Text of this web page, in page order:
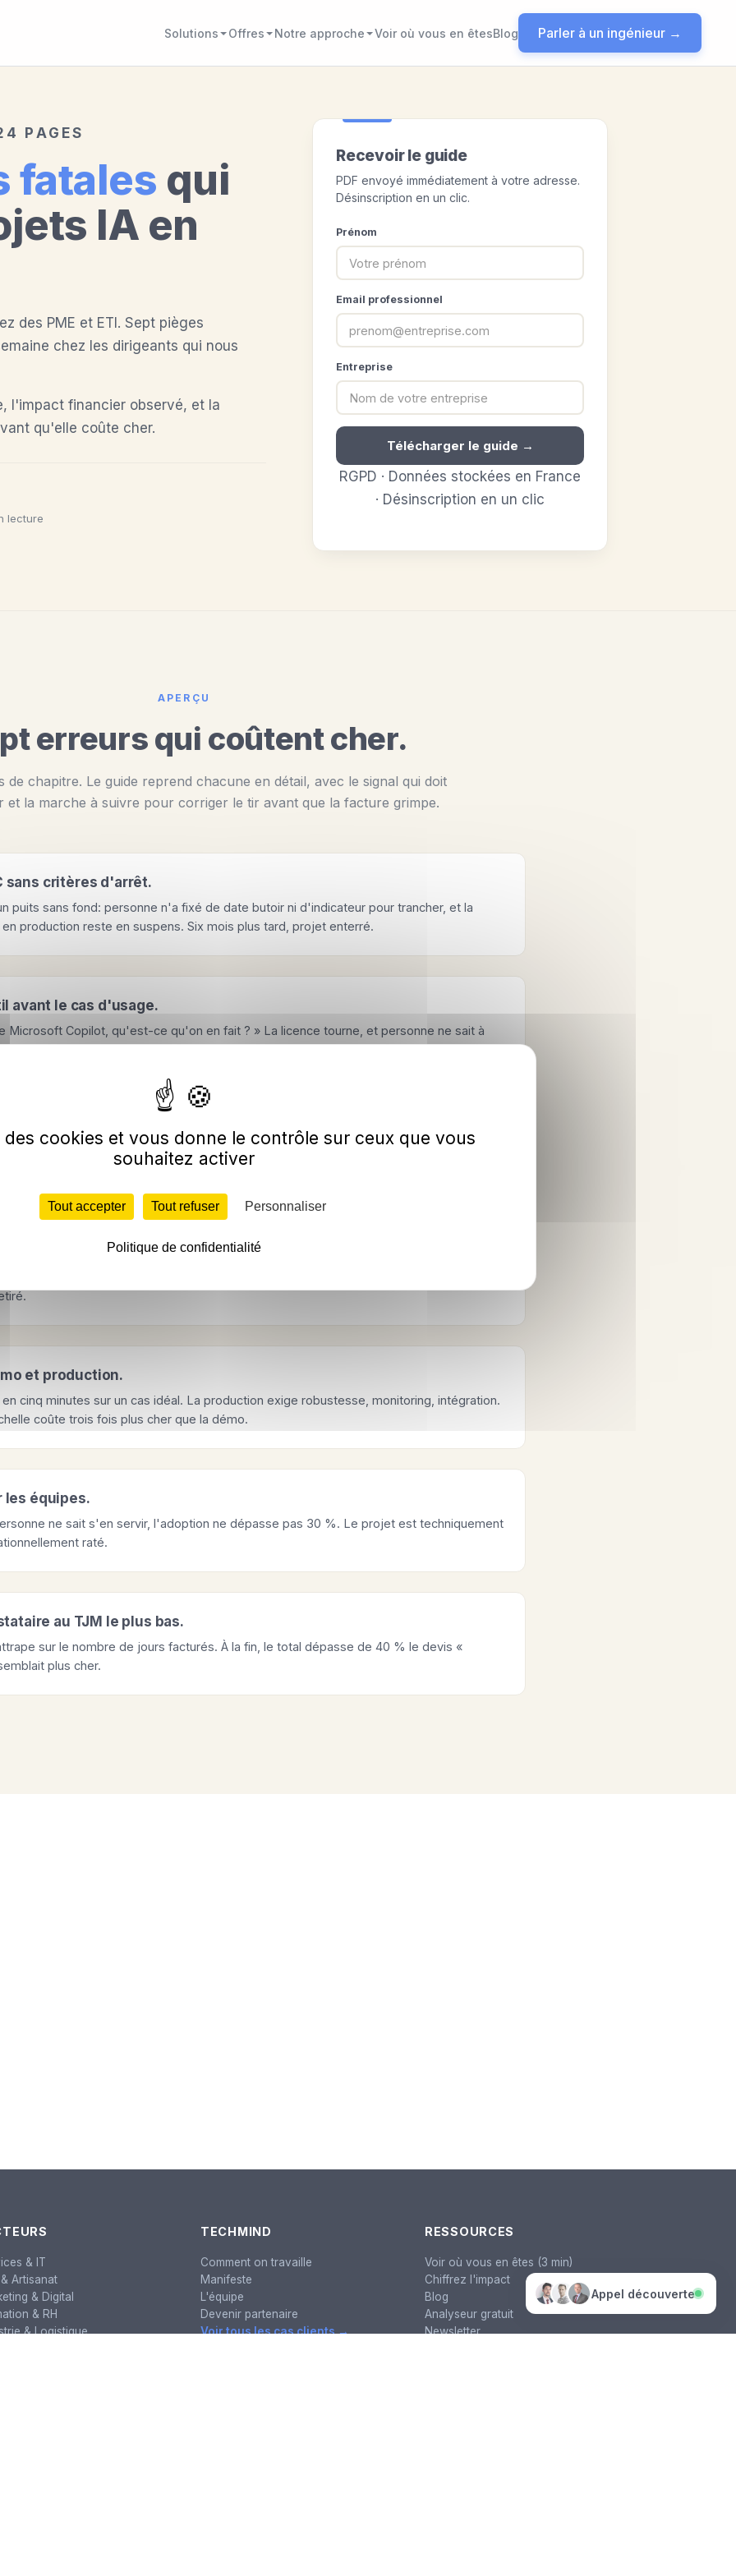
Solutions Offres Notre approche Voir où vous en êtesBlog Parler à un ingénieur →
PAGES
fatales qui
IA en
des PME et ETI. Sept pièges
chez les dirigeants qui nous
l'impact financier observé, et la
qu'elle coûte cher.
lecture
Recevoir le guide
PDF envoyé immédiatement à votre adresse.
Désinscription en un clic.
Prénom
Email professionnel
Entreprise
Télécharger le guide →
RGPD · Données stockées en France
· Désinscription en un clic
APERÇU
erreurs qui coûtent cher.
de chapitre. Le guide reprend chacune en détail, avec le signal qui doit
et la marche à suivre pour corriger le tir avant que la facture grimpe.
sans critères d'arrêt.
puits sans fond: personne n'a fixé de date butoir ni d'indicateur pour trancher, et la
production reste en suspens. Six mois plus tard, projet enterré.
avant le cas d'usage.
Microsoft Copilot, qu'est-ce qu'on en fait ? » La licence tourne, et personne ne sait à
qualité des données.
du bruit. Les données ne sont ni gouvernées ni nettoyées, et chaque système raconte
et production.
cinq minutes sur un cas idéal. La production exige robustesse, monitoring, intégration.
coûte trois fois plus cher que la démo.
les équipes.
ne sait s'en servir, l'adoption ne dépasse pas 30 %. Le projet est techniquement
raté.
au TJM le plus bas.
sur le nombre de jours facturés. À la fin, le total dépasse de 40 % le devis «
plus cher.
& IT
& Artisanat
& Digital
& RH
& Logistique
TECHMIND
Comment on travaille
Manifeste
L'équipe
Devenir partenaire
Voir tous les cas clients →
RESSOURCES
Voir où vous en êtes (3 min)
Chiffrez l'impact
Blog
Analyseur gratuit
Newsletter
Appel découverte
de confidentialité
des cookies et vous donne le contrôle sur ceux que vous
souhaitez activer
Tout accepter Tout refuser Personnaliser
Politique de confidentialité